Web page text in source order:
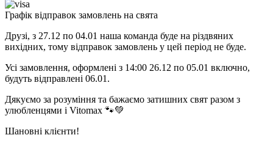
Графік відправок замовлень на свята
Друзі, з 27.12 по 04.01 наша команда буде на різдвяних
вихідних, тому відправок замовлень у цей період не буде.
Усі замовлення, оформлені з 14:00 26.12 по 05.01 включно,
будуть відправлені 06.01.
Дякуємо за розуміння та бажаємо затишних свят разом з
улюбленцями і Vitomax 🐾💚
Шановні клієнти!